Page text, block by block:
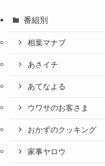
番組別
相葉マナブ
あさイチ
あてなよる
ウワサのお客さま
おかずのクッキング
家事ヤロウ